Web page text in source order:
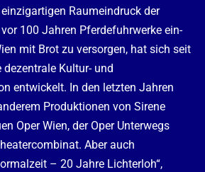
Raumeindruck der
100 Jahren Pferdefuhrwerke ein-
mit Brot zu versorgen, hat sich seit
Kultur- und
entwickelt. In den letzten Jahren
Produktionen von Sirene
Oper Wien, der Oper Unterwegs
. Aber auch
– 20 Jahre Lichterloh“,